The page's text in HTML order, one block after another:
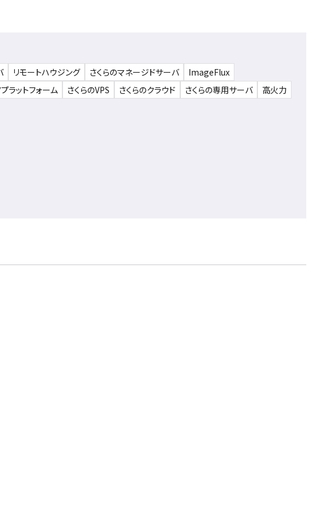
リモートハウジング さくらのマネージドサーバ
ImageFlux
ラットフォーム さくらのVPS さくらのクラウド さくらの専用サーバ
高火力